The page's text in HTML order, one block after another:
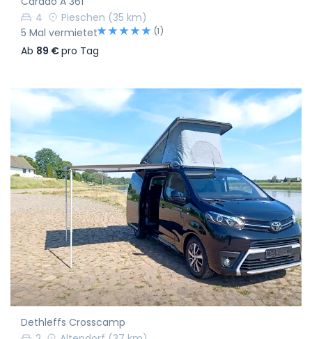
4
Pieschen (35 km)
5 Mal vermietet
(1)
Ab 89 €pro Tag
Dethleffs Crosscamp